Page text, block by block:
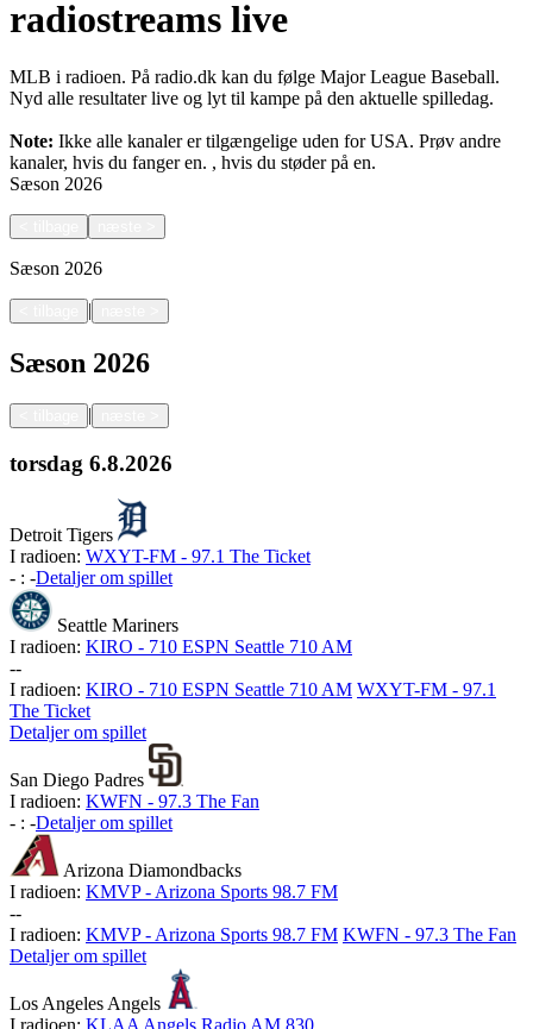
radiostreams live
MLB i radioen. På radio.dk kan du følge Major League Baseball.
Nyd alle resultater live og lyt til kampe på den aktuelle spilledag.
Note: Ikke alle kanaler er tilgængelige uden for USA. Prøv andre
kanaler, hvis du fanger en. , hvis du støder på en.
Sæson 2026
Sæson 2026
|
Sæson 2026
|
torsdag 6.8.2026
Detroit Tigers
I radioen: WXYT-FM - 97.1 The Ticket
- : -Detaljer om spillet
Seattle Mariners
I radioen: KIRO - 710 ESPN Seattle 710 AM
--
I radioen: KIRO - 710 ESPN Seattle 710 AM WXYT-FM - 97.1
The Ticket
Detaljer om spillet
San Diego Padres
I radioen: KWFN - 97.3 The Fan
- : -Detaljer om spillet
Arizona Diamondbacks
I radioen: KMVP - Arizona Sports 98.7 FM
--
I radioen: KMVP - Arizona Sports 98.7 FM KWFN - 97.3 The Fan
Detaljer om spillet
Los Angeles Angels